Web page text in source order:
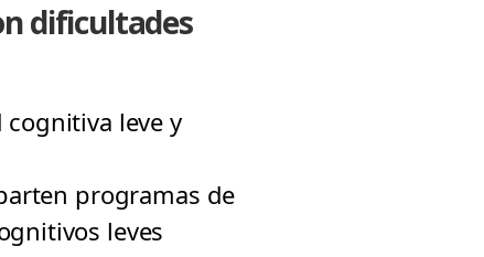
dificultades
leve y
programas de
leves